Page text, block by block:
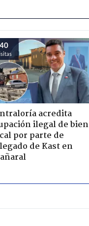
40
acredita
ilegal de bien
por parte de
de Kast en